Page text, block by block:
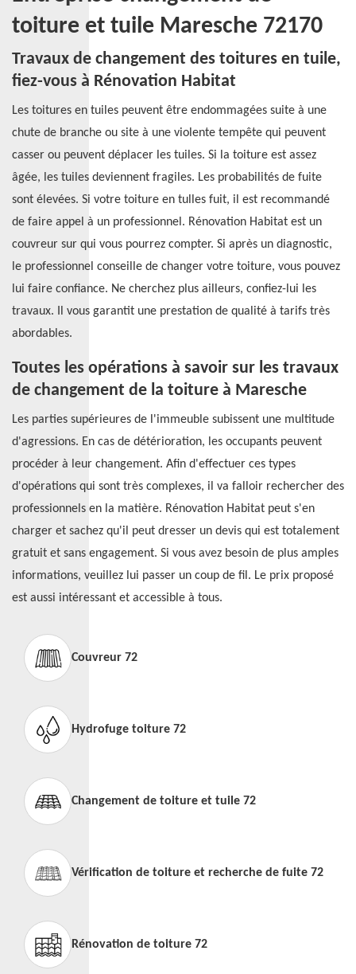
toiture et tuile Maresche 72170
Travaux de changement des toitures en tuile,
fiez-vous à Rénovation Habitat
Les toitures en tuiles peuvent être endommagées suite à une
chute de branche ou site à une violente tempête qui peuvent
casser ou peuvent déplacer les tuiles. Si la toiture est assez
âgée, les tuiles deviennent fragiles. Les probabilités de fuite
sont élevées. Si votre toiture en tulles fuit, il est recommandé
de faire appel à un professionnel. Rénovation Habitat est un
couvreur sur qui vous pourrez compter. Si après un diagnostic,
le professionnel conseille de changer votre toiture, vous pouvez
lui faire confiance. Ne cherchez plus ailleurs, confiez-lui les
travaux. Il vous garantit une prestation de qualité à tarifs très
abordables.
Toutes les opérations à savoir sur les travaux
de changement de la toiture à Maresche
Les parties supérieures de l'immeuble subissent une multitude
d'agressions. En cas de détérioration, les occupants peuvent
procéder à leur changement. Afin d'effectuer ces types
d'opérations qui sont très complexes, il va falloir rechercher des
professionnels en la matière. Rénovation Habitat peut s'en
charger et sachez qu'il peut dresser un devis qui est totalement
gratuit et sans engagement. Si vous avez besoin de plus amples
informations, veuillez lui passer un coup de fil. Le prix proposé
est aussi intéressant et accessible à tous.
Couvreur 72
Hydrofuge toiture 72
Changement de toiture et tuile 72
Vérification de toiture et recherche de fuite 72
Rénovation de toiture 72